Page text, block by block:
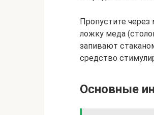
Пропустите через
ложку меда
запивают
средство
Основные